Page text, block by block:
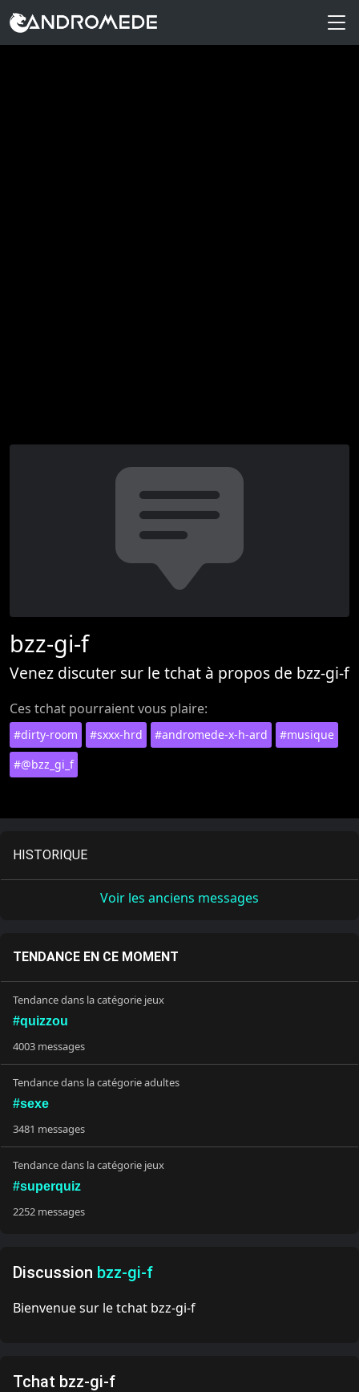
bzz-gi-f
Venez discuter sur le tchat à propos de bzz-gi-f
Ces tchat pourraient vous plaire:
#dirty-room #sxxx-hrd #andromede-x-h-ard
#musique
#@bzz_gi_f
Discussion bzz-gi-f
Bienvenue sur le tchat bzz-gi-f
Tchat bzz-gi-f
HISTORIQUE
Voir les anciens messages
TENDANCE EN CE MOMENT
Tendance dans la catégorie jeux
#quizzou
4003 messages
Tendance dans la catégorie adultes
#sexe
3481 messages
Tendance dans la catégorie jeux
#superquiz
2252 messages